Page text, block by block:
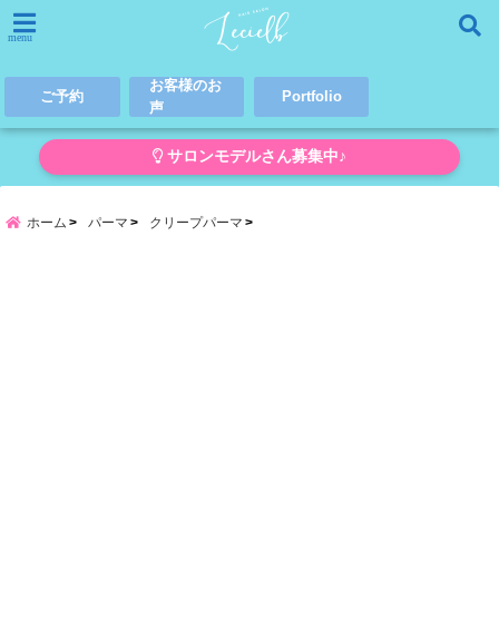
menu
ご予約
お客様のお
声
Portfolio
サロンモデルさん募集中♪
ホーム パーマ クリープパーマ